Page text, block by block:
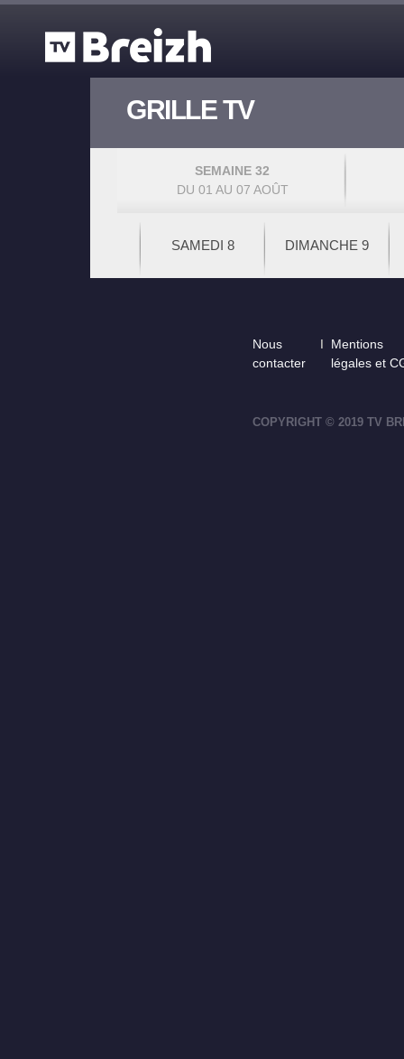
GRILLE TV
SEMAINE 32
DU 01 AU 07 AOÛT
SAMEDI 8 DIMANCHE 9
Footer
Nous
contacter
Mentions
légales et
COPYRIGHT © 2019 TV